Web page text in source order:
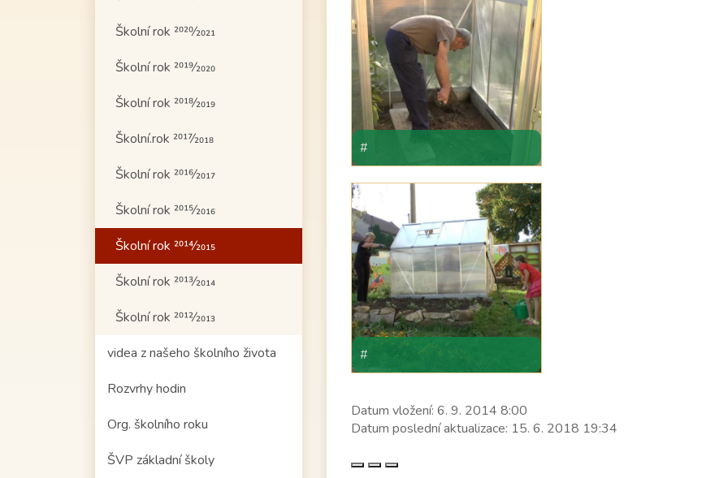
#
#
Datum vložení: 6. 9. 2014 8:00
Datum poslední aktualizace: 15. 6. 2018 19:34
Školní rok 2020⁄2021
Školní rok 2019⁄2020
Školní rok 2018⁄2019
Školní.rok 2017⁄2018
Školní rok 2016⁄2017
Školní rok 2015⁄2016
Školní rok 2014⁄2015
Školní rok 2013⁄2014
Školní rok 2012⁄2013
videa z našeho školního života
Rozvrhy hodin
Org. školního roku
ŠVP základní školy